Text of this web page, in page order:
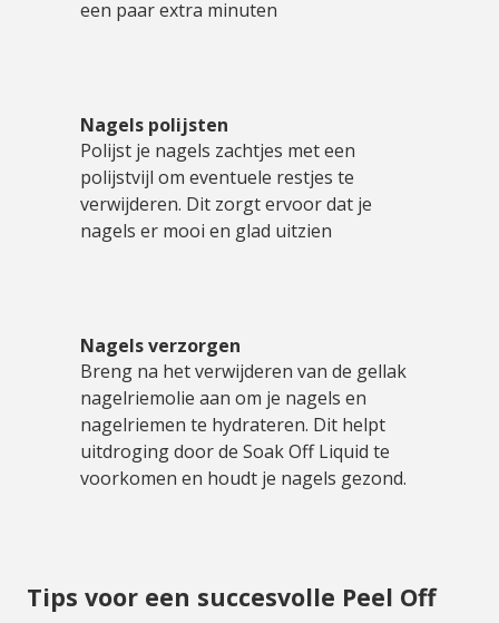
een paar extra minuten
Nagels polijsten
Polijst je nagels zachtjes met een
polijstvijl om eventuele restjes te
verwijderen. Dit zorgt ervoor dat je
nagels er mooi en glad uitzien
Nagels verzorgen
Breng na het verwijderen van de gellak
nagelriemolie aan om je nagels en
nagelriemen te hydrateren. Dit helpt
uitdroging door de Soak Off Liquid te
voorkomen en houdt je nagels gezond.
Tips voor een succesvolle Peel Off